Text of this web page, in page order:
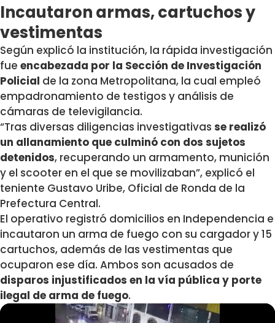
Incautaron armas, cartuchos y
vestimentas
Según explicó la institución, la rápida investigación
fue encabezada por la Sección de Investigación
Policial de la zona Metropolitana, la cual empleó
empadronamiento de testigos y análisis de
cámaras de televigilancia.
“Tras diversas diligencias investigativas se realizó
un allanamiento que culminó con dos sujetos
detenidos, recuperando un armamento, munición
y el scooter en el que se movilizaban”, explicó el
teniente Gustavo Uribe, Oficial de Ronda de la
Prefectura Central.
El operativo registró domicilios en Independencia e
incautaron un arma de fuego con su cargador y 15
cartuchos, además de las vestimentas que
ocuparon ese día. Ambos son acusados de
disparos injustificados en la vía pública y porte
ilegal de arma de fuego.